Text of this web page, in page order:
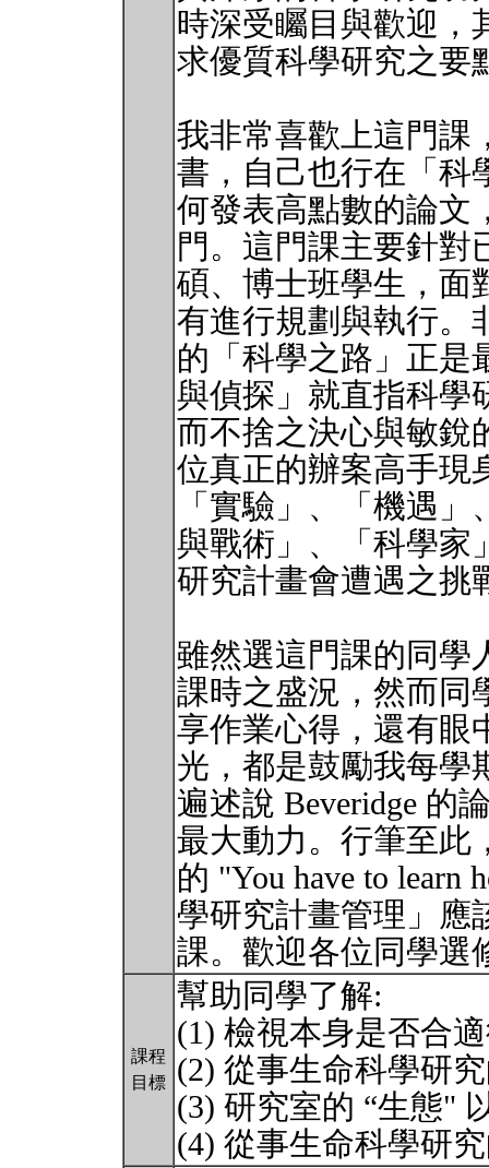
時深受矚目與歡迎，
求優質科學研究之要
我非常喜歡上這門課
書，自己也行在「科
何發表高點數的論文
門。這門課主要針對
碩、博士班學生，面
有進行規劃與執行。
的「科學之路」正是
與偵探」就直指科學
而不捨之決心與敏銳
位真正的辦案高手現
「實驗」、「機遇
與戰術」、「科學家
研究計畫會遭遇之挑
雖然選這門課的同學
課時之盛況，然而同
享作業心得，還有眼
光，都是鼓勵我每學
遍述說 Beveridge 的
最大動力。行筆至此
的 "You have to learn
學研究計畫管理」應
課。歡迎各位同學
課程
目標
幫助同學了解:
(1) 檢視本身是否合
(2) 從事生命科學研
(3) 研究室的 “生態"
(4) 從事生命科學研